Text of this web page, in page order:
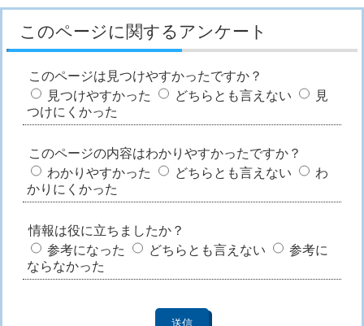
このページに関するアンケート
このページは見つけやすかったですか？
見つけやすかった
どちらとも言えない
見
つけにくかった
このページの内容はわかりやすかったですか？
わかりやすかった
どちらとも言えない
わ
かりにくかった
情報は役に立ちましたか？
参考になった
どちらとも言えない
参考に
ならなかった